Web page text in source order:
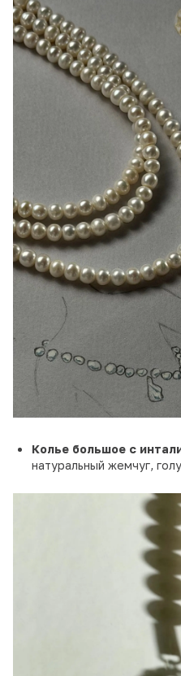
Колье большое с
натуральный жемчуг,